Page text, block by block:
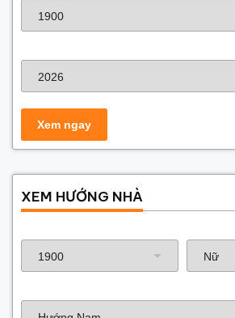
XEM HƯỚNG NHÀ